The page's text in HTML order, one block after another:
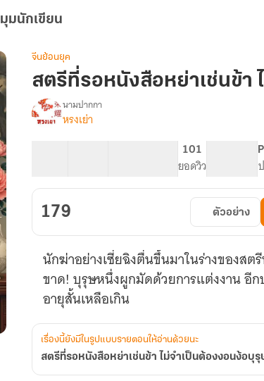
มุมนักเขียน
จีนย้อนยุค
สตรีที่รอหนังสือหย่าเช่นข้า
เรื่อง
หย่า
เช่น
ไม่
ต้อง
งอนง้อ
บุรุษ!!
นามปากกา
หรงเย่า
101
ยอดวิว
179 ตัวอย่าง
นักฆ่าอย่างเซี่ยฉิงตื่นขึ้นมาในร่างของส
ขาด! บุรุษหนึ่งผูกมัดด้วยการแต่งงาน อีก
อายุสั้นเหลือเกิน
เรื่องนี้ยังมีในรูปแบบรายตอนให้อ่านด้วยนะ
สตรีที่รอหนังสือหย่าเช่นข้า ไม่จำเป็นต้องงอนง้อบุรุ